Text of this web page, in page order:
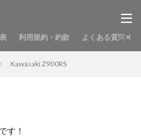
利用規約・約款 よくある質問
Kawasaki Z900RS
す！